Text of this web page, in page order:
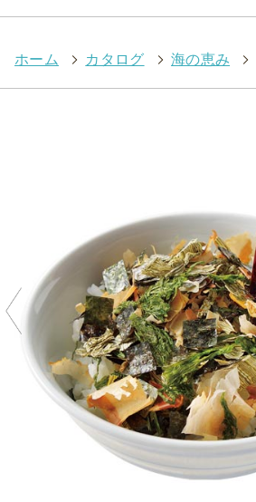
ホーム > カタログ > 海の恵み >